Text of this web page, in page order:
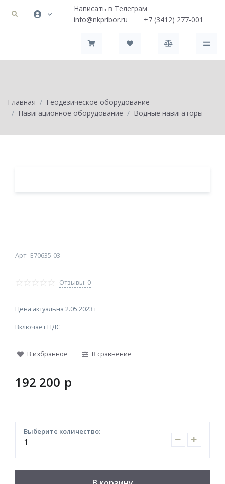
Написать в Телеграм
info@nkpribor.ru
+7 (3412) 277-001
Главная
Геодезическое оборудование
Навигационное оборудование
Водные навигаторы
Арт E70635-03
Отзывы: 0
Цена актуальна 2.05.2023 г
Включает НДС
В избранное В сравнение
192 200 p
Выберите количество: